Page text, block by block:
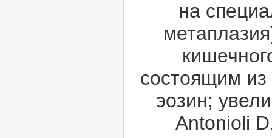
на
состоящим из
эозин;
Antonioli